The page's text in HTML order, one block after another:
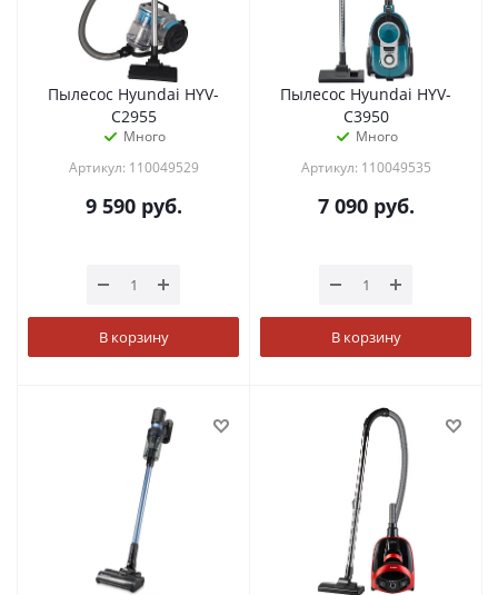
Пылесос Hyundai HYV-
C2955
Много
Артикул: 110049529
9 590руб.
В корзину
Пылесос Hyundai HYV-
C3950
Много
Артикул: 110049535
7 090руб.
В корзину